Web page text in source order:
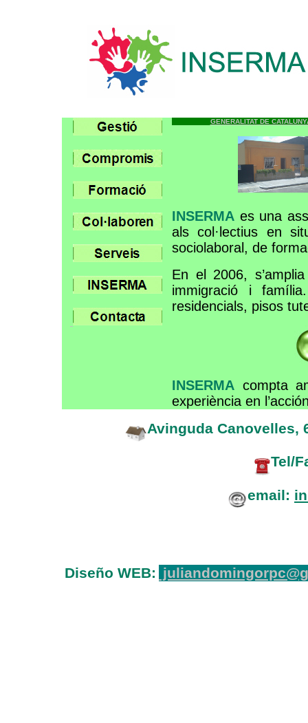
GENERALITAT DE
INSERMA es una
als col·lectius en
sociolaboral, de
En el 2006,
immigració i
residencials, pisos
INSERMA compta
experiència en
Avinguda Canovelles,
Tel/
email:
Diseño WEB: